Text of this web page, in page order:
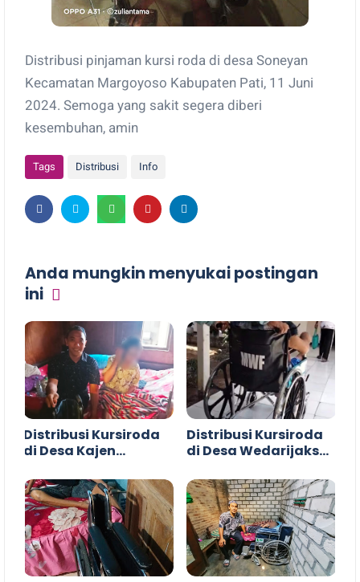
Distribusi pinjaman kursi roda di desa Soneyan
Kecamatan Margoyoso Kabupaten Pati, 11 Juni
2024. Semoga yang sakit segera diberi
kesembuhan, amin
Tags Distribusi Info
Anda mungkin menyukai postingan
ini
Distribusi Kursiroda
di Desa Kajen
Distribusi Kursiroda
di Desa Wedarijaksa